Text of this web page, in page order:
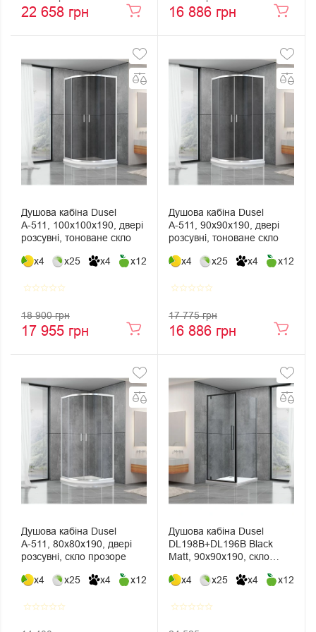
22 658 грн 16 886 грн
Душова кабіна Dusel
А-511, 100х100х190, двері
розсувні, тоноване скло
x4 x25 x4 x12
star_borderstar_borderstar_borderstar_borderstar_border
18 900 грн
17 955 грн
Душова кабіна Dusel
А-511, 90х90х190, двері
розсувні, тоноване скло
x4 x25 x4 x12
star_borderstar_borderstar_borderstar_borderstar_border
17 775 грн
16 886 грн
Душова кабіна Dusel
А-511, 80х80х190, двері
розсувні, скло прозоре
x4 x25 x4 x12
star_borderstar_borderstar_borderstar_borderstar_border
Душова кабіна Dusel
DL198B+DL196B Black
Matt, 90х90х190, скло
x4
x25 x4 x12
star_borderstar_borderstar_borderstar_borderstar_border